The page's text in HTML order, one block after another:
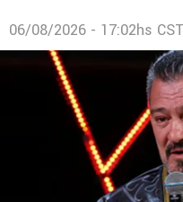
06/08/2026 - 17:02hs CST